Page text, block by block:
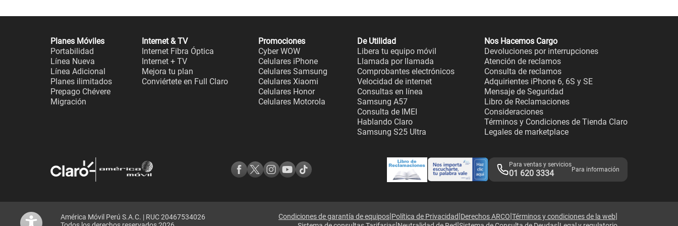
Planes Móviles
Portabilidad
Línea Nueva
Línea Adicional
Planes ilimitados
Prepago Chévere
Migración
Internet & TV
Internet Fibra Óptica
Internet + TV
Mejora tu plan
Conviértete en Full Claro
Promociones
Cyber WOW
Celulares iPhone
Celulares Samsung
Celulares Xiaomi
Celulares Honor
Celulares Motorola
De Utilidad
Libera tu equipo móvil
Llamada por llamada
Comprobantes electrónicos
Velocidad de internet
Consultas en línea
Samsung A57
Consulta de IMEI
Hablando Claro
Samsung S25 Ultra
Nos Hacemos Cargo
Devoluciones por interrupciones
Atención de reclamos
Consulta de reclamos
Adquirientes iPhone 6, 6S y SE
Mensaje de Seguridad
Libro de Reclamaciones
Consideraciones
Términos y Condiciones de Tienda Claro
Legales de marketplace
Para ventas y servicios
01 620 3334 Para información
América Móvil Perú S.A.C. | RUC 20467534026
Condiciones de garantía de equipos|Política de Privacidad|Derechos ARCO|Términos y condiciones de la web|